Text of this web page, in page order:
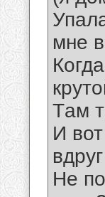
мне
Tам
И
Не